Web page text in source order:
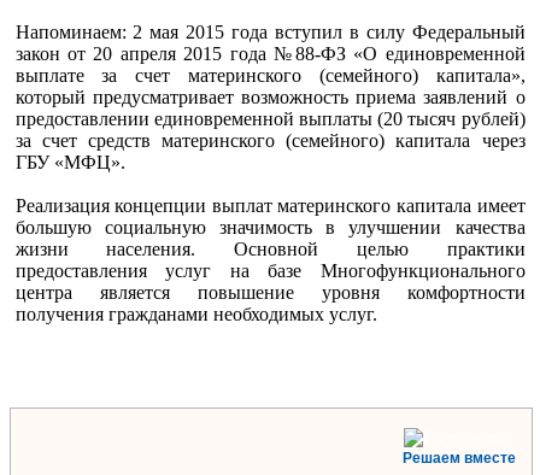
Напоминаем: 2 мая 2015 года вступил в силу Федеральный
закон от 20 апреля 2015 года №88-ФЗ «О единовременной
выплате за счет материнского (семейного) капитала»,
который предусматривает возможность приема заявлений о
предоставлении единовременной выплаты (20 тысяч рублей)
за счет средств материнского (семейного) капитала через
ГБУ «МФЦ».
Реализация концепции выплат материнского капитала имеет
большую социальную значимость в улучшении качества
жизни населения. Основной целью практики
предоставления услуг на базе Многофункционального
центра является повышение уровня комфортности
получения гражданами необходимых услуг.
Решаем вместе